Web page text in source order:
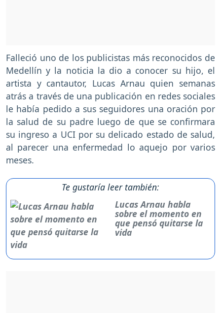
Falleció uno de los publicistas más reconocidos de
Medellín y la noticia la dio a conocer su hijo, el
artista y cantautor, Lucas Arnau quien semanas
atrás a través de una publicación en redes sociales
le había pedido a sus seguidores una oración por
la salud de su padre luego de que se confirmara
su ingreso a UCI por su delicado estado de salud,
al parecer una enfermedad lo aquejo por varios
meses.
Te gustaría leer también:
Lucas Arnau habla
sobre el momento en
que pensó quitarse la
vida